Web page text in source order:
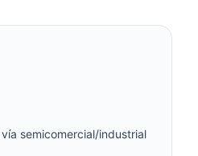
semicomercial/industrial